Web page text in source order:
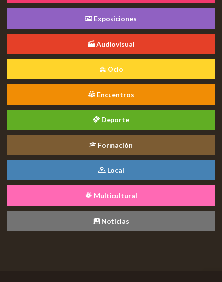
Exposiciones
Audiovisual
Ocio
Encuentros
Deporte
Formación
Local
Multicultural
Noticias